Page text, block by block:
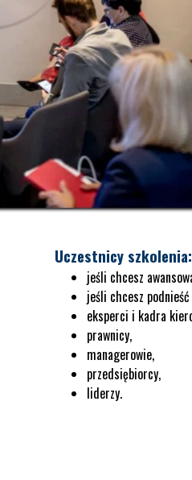
Uczestnicy szkolenia:
jeśli chcesz
jeśli chcesz
eksperci i kadra
prawnicy,
managerowie,
przedsiębiorcy,
liderzy.